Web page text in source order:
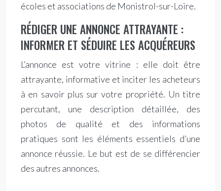
écoles et associations de Monistrol-sur-Loire.
RÉDIGER UNE ANNONCE ATTRAYANTE :
INFORMER ET SÉDUIRE LES ACQUÉREURS
L’annonce est votre vitrine : elle doit être
attrayante, informative et inciter les acheteurs
à en savoir plus sur votre propriété. Un titre
percutant, une description détaillée, des
photos de qualité et des informations
pratiques sont les éléments essentiels d’une
annonce réussie. Le but est de se différencier
des autres annonces.